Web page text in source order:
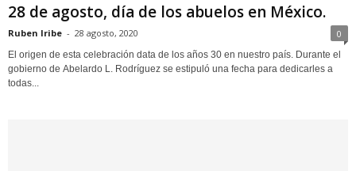
28 de agosto, día de los abuelos en México.
Ruben Iribe - 28 agosto, 2020 0
El origen de esta celebración data de los años 30 en nuestro país. Durante el
gobierno de Abelardo L. Rodríguez se estipuló una fecha para dedicarles a
todas...